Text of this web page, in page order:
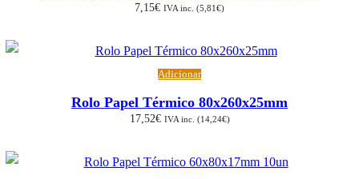
7,15€ IVA inc. (5,81€)
Adicionar
Rolo Papel Térmico 80x260x25mm
17,52€ IVA inc. (14,24€)